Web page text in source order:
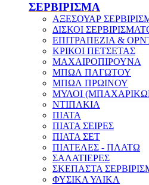
ΣΕΡΒΙΡΙΣΜΑ
ΑΞΕΣΟΥΑΡ
ΔΙΣΚΟΙ
ΕΠΙΤΡΑΠΕΖΙΑ &
ΚΡΙΚΟΙ ΠΕΤΣΕΤΑΣ
ΜΑΧΑΙΡΟΠΙΡΟΥΝΑ
ΜΠΩΛ ΠΑΓΩΤΟΥ
ΜΠΩΛ ΠΡΩΙΝΟΥ
ΜΥΛΟΙ
ΝΤΙΠΑΚΙΑ
ΠΙΑΤΑ
ΠΙΑΤΑ ΣΕΙΡΕΣ
ΠΙΑΤΑ ΣΕΤ
ΠΙΑΤΕΛΕΣ - ΠΛΑΤΩ
ΣΑΛΑΤΙΕΡΕΣ
ΣΚΕΠΑΣΤΑ
ΦΥΣΙΚΑ ΥΛΙΚΑ